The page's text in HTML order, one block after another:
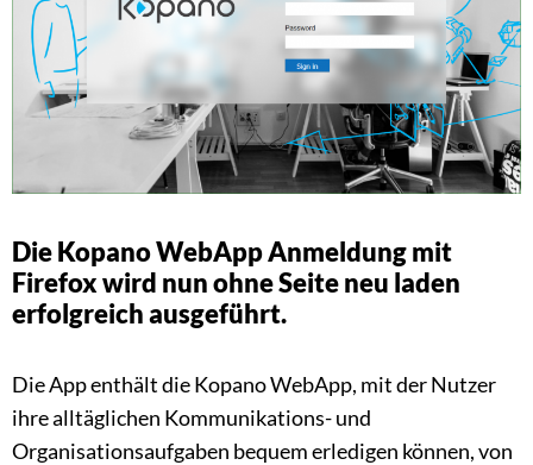
Die Kopano WebApp Anmeldung mit
Firefox wird nun ohne Seite neu laden
erfolgreich ausgeführt.
Die App enthält die Kopano WebApp, mit der Nutzer
ihre alltäglichen Kommunikations- und
Organisationsaufgaben bequem erledigen können, von